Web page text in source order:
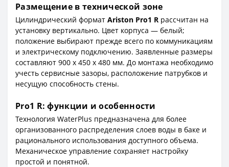
Размещение в технической зоне
Цилиндрический формат Ariston Pro1 R рассчитан на
установку вертикально. Цвет корпуса — белый;
положение выбирают прежде всего по коммуникациям
и электрическому подключению. Заявленные размеры
составляют 900 x 450 x 480 мм. До монтажа необходимо
учесть сервисные зазоры, расположение патрубков и
несущую способность стены.
Pro1 R: функции и особенности
Технология WaterPlus предназначена для более
организованного распределения слоев воды в баке и
рационального использования доступного объема.
Механическое управление сохраняет настройку
простой и понятной.